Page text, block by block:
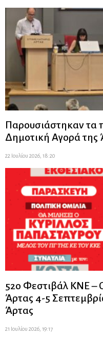
Παρουσιάστηκαν τα
Δημοτική Αγορά της
22 Ιουλίου 2026, 18:20
52ο Φεστιβάλ ΚΝΕ –
Άρτας 4-5
Άρτας
21 Ιουλίου 2026, 19:17